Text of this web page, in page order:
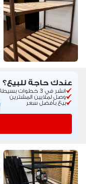
عندك حاجة للبيع؟
انشر في 3 خطوات بسيطة
وصل لملايين المشترين
بيع بأفضل سعر